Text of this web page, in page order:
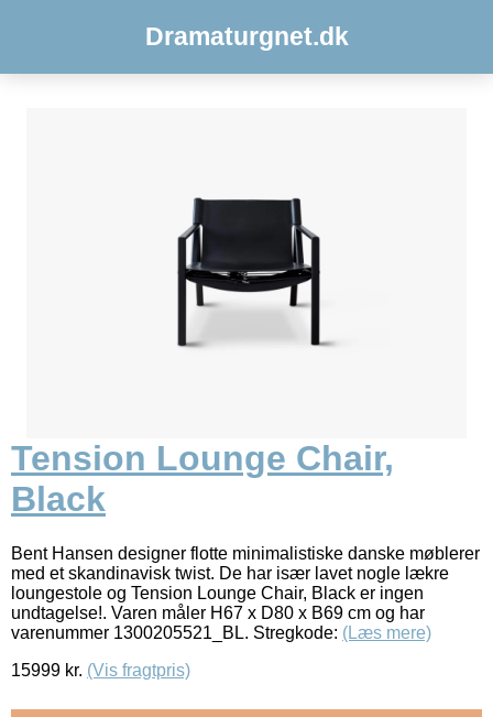
Dramaturgnet.dk
Tension Lounge Chair,
Black
Bent Hansen designer flotte minimalistiske danske møblerer
med et skandinavisk twist. De har især lavet nogle lækre
loungestole og Tension Lounge Chair, Black er ingen
undtagelse!. Varen måler H67 x D80 x B69 cm og har
varenummer 1300205521_BL. Stregkode: (Læs mere)
15999 kr. (Vis fragtpris)